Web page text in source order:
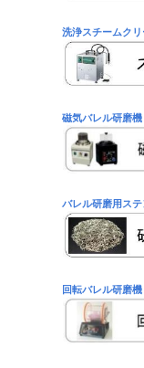
洗浄スチームク
磁気バレル研磨機
バレル研磨用ス
回転バレル研磨機